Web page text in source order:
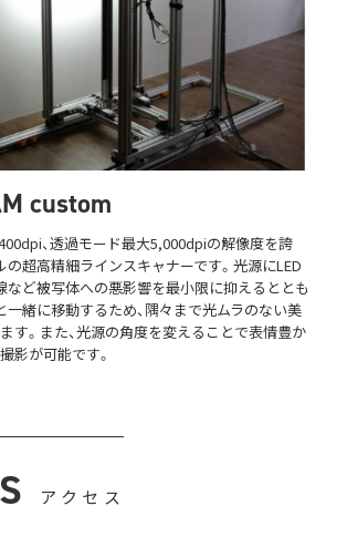
custom
、透過モード最大5,000dpiの解像度を誇
の超高精細ラインスキャナーです。光源にLED
など被写体への悪影響を最小限に抑えるととも
一緒に移動するため、隅々まで光ムラのない美
す。また、光源の角度を変えることで表情豊か
影が可能です。
アクセス